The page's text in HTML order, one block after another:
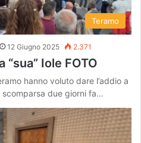
Teramo
12 Giugno 2025 2.371
“sua” Iole FOTO
hanno voluto dare l’addio a
scomparsa due giorni fa…